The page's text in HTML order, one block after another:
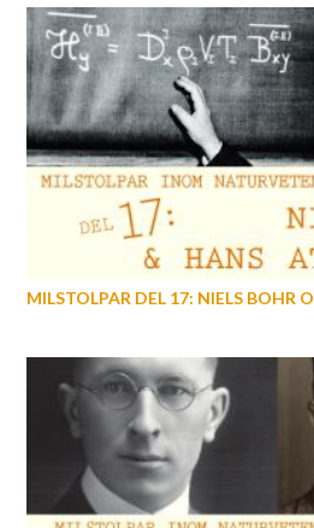
MILSTOLPAR DEL 17: NIELS BOHR